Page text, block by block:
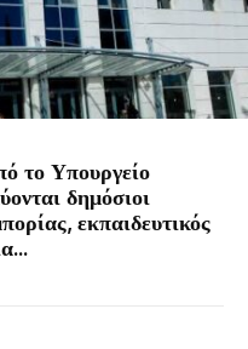
το Υπουργείο
δημόσιοι
εκπαιδευτικός